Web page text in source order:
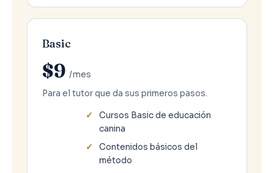
Basic
$9 /mes
Para el tutor que da sus primeros pasos.
Cursos Basic de educación
canina
Contenidos básicos del
método